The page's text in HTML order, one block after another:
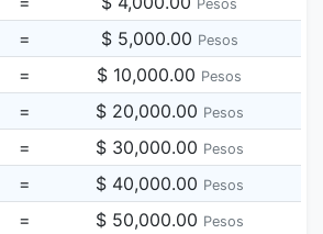
Pesos
= $ 5,000.00 Pesos
= $ 10,000.00 Pesos
= $ 20,000.00 Pesos
= $ 30,000.00 Pesos
= $ 40,000.00 Pesos
= $ 50,000.00 Pesos